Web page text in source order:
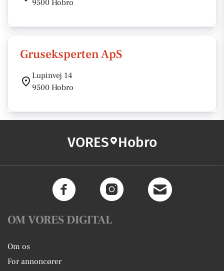
9500 Hobro
Gruseksperten ApS
Lupinvej 14
9500 Hobro
VORES Hobro
OM VORES DIGITAL
Om os
For annoncører